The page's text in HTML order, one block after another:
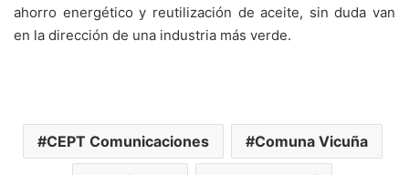
ahorro energético y reutilización de aceite, sin duda van
en la dirección de una industria más verde.
CEPT Comunicaciones Comuna Vicuña